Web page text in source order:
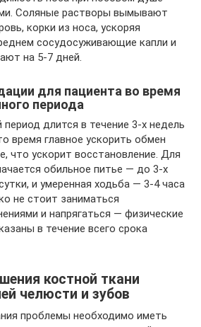
Соляные растворы вымывают
корки из носа, ускоряя
сосудосуживающие капли и
на 5-7 дней.
для пациента во время
периода
длится в течение 3-х недель
время главное ускорить обмен
что ускорит восстановление. Для
обильное питье — до 3-х
и умеренная ходьба — 3-4 часа
не стоит заниматься
и напрягаться — физические
в течение всего срока
костной ткани
челюсти и зубов
проблемы необходимо иметь